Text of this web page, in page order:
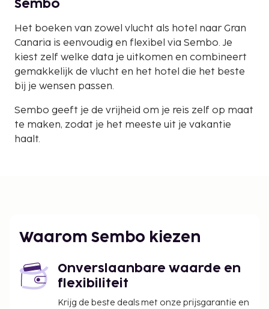
Sembo
Het boeken van zowel vlucht als hotel naar Gran
Canaria is eenvoudig en flexibel via Sembo. Je
kiest zelf welke data je uitkomen en combineert
gemakkelijk de vlucht en het hotel die het beste
bij je wensen passen.
Sembo geeft je de vrijheid om je reis zelf op maat
te maken, zodat je het meeste uit je vakantie
haalt.
Waarom Sembo kiezen
Onverslaanbare waarde en
flexibiliteit
Krijg de beste deals met onze prijsgarantie en